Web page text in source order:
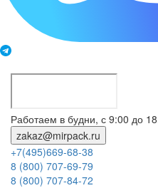
Работаем в будни, с 9:00 до
zakaz@mirpack.ru
+7(495)669-68-38
8 (800) 707-69-79
8 (800) 707-84-72